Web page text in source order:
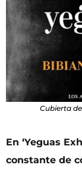
Cubierta
En ‘Yeguas
constante de